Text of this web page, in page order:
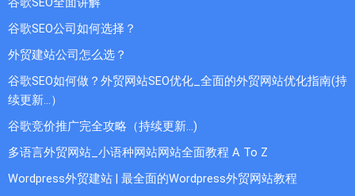
谷歌SEO公司如何选择？
外贸建站公司怎么选？
谷歌SEO如何做？外贸网站SEO优化_全面的外贸网站优化指南(持
续更新...）
谷歌竞价推广完全攻略（持续更新…)
多语言外贸网站_小语种网站网站全面教程 A To Z
Wordpress外贸建站 | 最全面的Wordpress外贸网站教程